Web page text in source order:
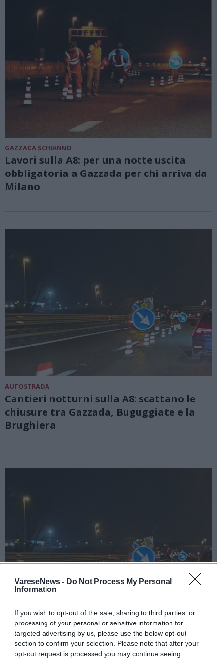
VareseNews - Do Not Process My Personal
Information
If you wish to opt-out of the sale, sharing to third parties, or
processing of your personal or sensitive information for
targeted advertising by us, please use the below opt-out
section to confirm your selection. Please note that after your
opt-out request is processed you may continue seeing
GAZZADA SCHIANNO
Lavori sulla A8: per una notte uscita
obbligatoria a Gazzada per chi arriva da
Milano
AUTOSTRADA
Cantieri notturni sulla A8: scattano le
chiusure tra Gazzada, Buguggiate e la
Brughiera
CAVARIA CON PREMEZZO - CASTRONNO
Lavori alle barriere di sicurezza sulla A8:
chiusure notturne a Cavaria e Castronno